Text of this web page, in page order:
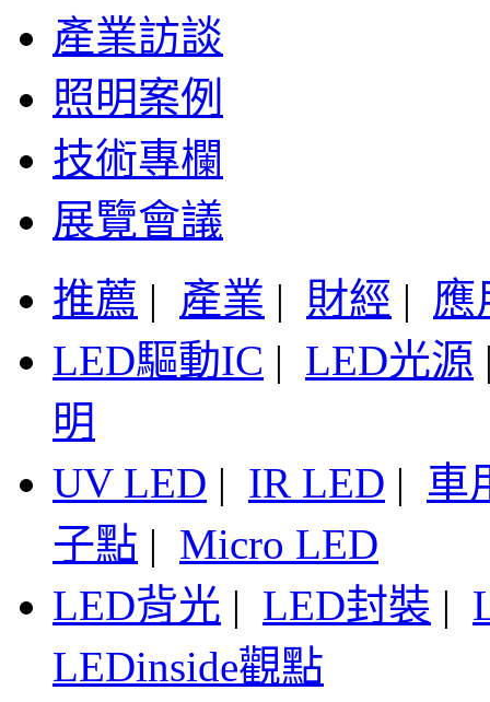
產業訪談
照明案例
技術專欄
展覽會議
推薦 | 產業 | 財經 | 應
LED驅動IC | LED光源
明
UV LED | IR LED | 車
子點 | Micro LED
LED背光 | LED封裝 |
LEDinside觀點